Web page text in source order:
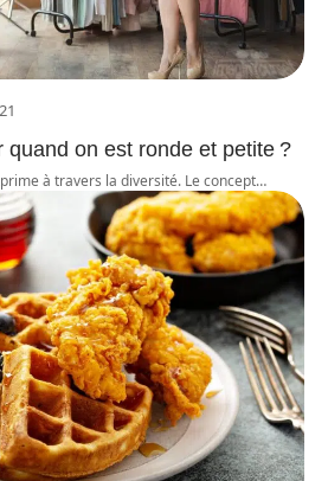
quand on est ronde et petite ?
à travers la diversité. Le concept…